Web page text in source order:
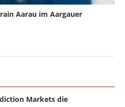
Aarau im Aargauer
Markets die